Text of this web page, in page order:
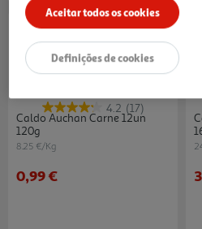
4.2 (17)
Caldo Auchan Carne 12un
120g
8.25 €/Kg
0,99 €
Aceitar todos os cookies
Definições de cookies